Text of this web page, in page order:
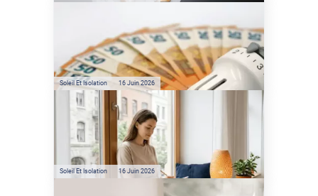
Film anti-chaleur : quelles
sont les économies d’énergie
réelles ?
Soleil Et Isolation 16 Juin 2026
Préservez votre logement de
la chaleur : les conseils de
Jamy de C'est Pas Sorcier
Soleil Et Isolation 16 Juin 2026